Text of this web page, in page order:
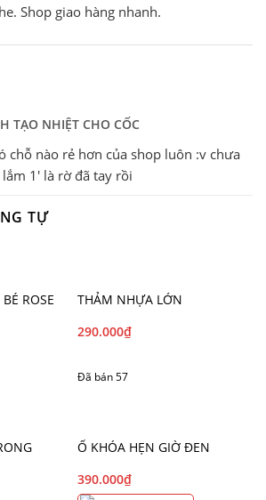
Shop giao hàng nhanh.
TẠO NHIỆT CHO CỐC
chỗ nào rẻ hơn của shop luôn :v chưa
1' là rờ đã tay rồi
TỰ
ROSE
THẢM NHỰA LỚN
290.000₫
Đã bán 57
Ổ KHÓA HẸN GIỜ ĐEN
390.000₫